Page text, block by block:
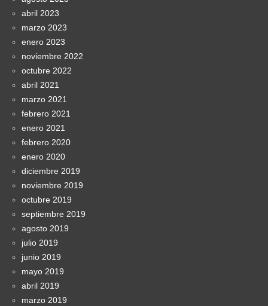
abril 2023
marzo 2023
enero 2023
noviembre 2022
octubre 2022
abril 2021
marzo 2021
febrero 2021
enero 2021
febrero 2020
enero 2020
diciembre 2019
noviembre 2019
octubre 2019
septiembre 2019
agosto 2019
julio 2019
junio 2019
mayo 2019
abril 2019
marzo 2019